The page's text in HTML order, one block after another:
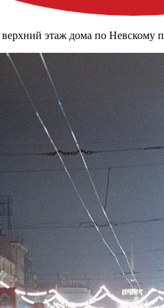
этаж дома по